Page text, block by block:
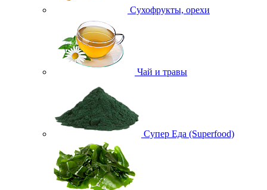
Сухофрукты, орехи
Чай и травы
Супер Еда (Superfood)